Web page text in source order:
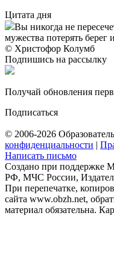
Цитата дня
Вы никогда не
мужества потерять берег
© Христофор Колумб
Подпишись на рассылку
Получай обновления
Подписаться
© 2006-2026
конфиденциальности |
Написать письмо
Создано при поддержке
РФ, МЧС России,
При перепечатке,
сайта www.obzh.net,
материал обязательна.